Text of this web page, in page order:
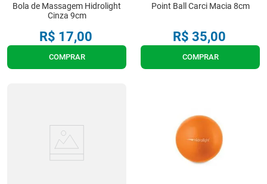
Bola de Massagem Hidrolight
Cinza 9cm
R$ 17,00
COMPRAR
Point Ball Carci Macia 8cm
R$ 35,00
COMPRAR